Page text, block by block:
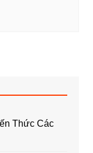
Thức Các